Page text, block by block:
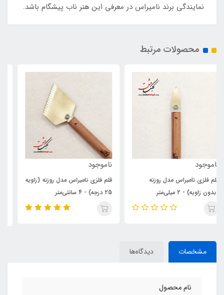
نمایندگی برند نامیراس در معرفی این هنر ناب پیشگام باشد.
محصولات مرتبط
ناموجود
قلم فلزی نامیراس مدل روزنه (زاویه
25 درجه) - 4 سانتی‌متر
390,000
قلم فلزی خوشنویسی پارویی آرکان
مدل آبنوس - 4 میلی‌متر
مشخصات دیدگاه‌ها
نام محصول